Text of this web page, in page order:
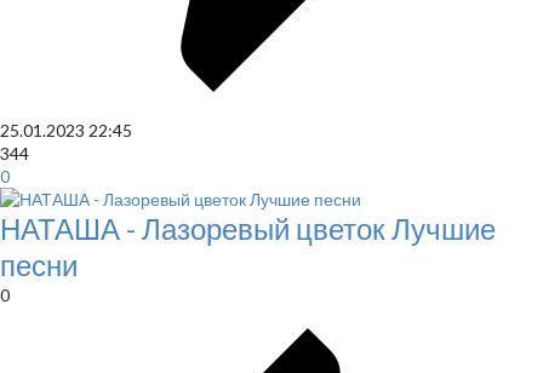
25.01.2023 22:45
344
0
НАТАША - Лазоревый цветок Лучшие
песни
0